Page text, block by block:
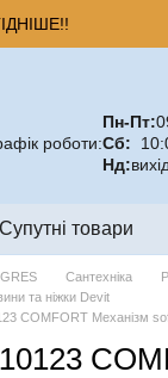
роботи:
Пн-Пт:
Сб:
Нд:
Супутні товари
Сантехніка
та ніжки Devit
COMFORT Механізм